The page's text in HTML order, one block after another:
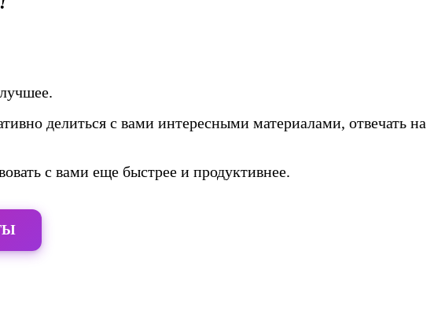
делиться с вами интересными материалами, отвечать на
с вами еще быстрее и продуктивнее.